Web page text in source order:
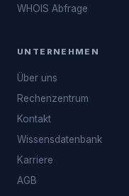
WHOIS Abfrage
UNTERNEHMEN
Über uns
Rechenzentrum
Kontakt
Wissensdatenbank
Karriere
AGB